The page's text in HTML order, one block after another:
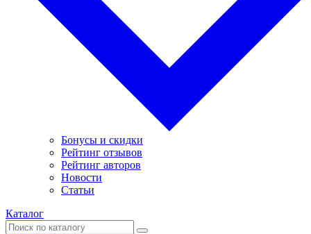
Бонусы и скидки
Рейтинг отзывов
Рейтинг авторов
Новости
Статьи
Каталог